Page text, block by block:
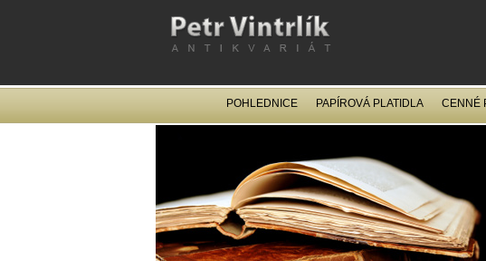
POHLEDNICE PAPÍROVÁ PLATIDLA CENNÉ